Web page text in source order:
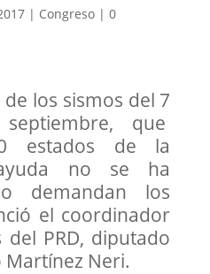
| Congreso| 0
los sismos del 7
que
estados de la
no se ha
demandan los
el coordinador
PRD, diputado
Martínez Neri.